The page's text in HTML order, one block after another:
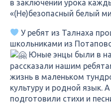
в заключении урока
«(Не)безопасный белый
У ребят из Талнаха
школьниками из
Юные энцы были в
рассказали нашим
жизнь в маленьком
культуру и родной язык.
подготовили стихи и